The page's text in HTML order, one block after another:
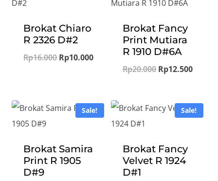
Brokat Chiaro
R 2326 D#2
Rp16.000 Original
Rp16.000.
Rp10.000Current
Rp10.000.
Brokat Fancy
Print Mutiara
R 1910 D#6A
Rp20.000 Original
Rp20.000.
Rp12.500
Sale!
Brokat Samira
Print R 1905
D#9
Sale!
Brokat Fancy
Velvet R 1924
D#1